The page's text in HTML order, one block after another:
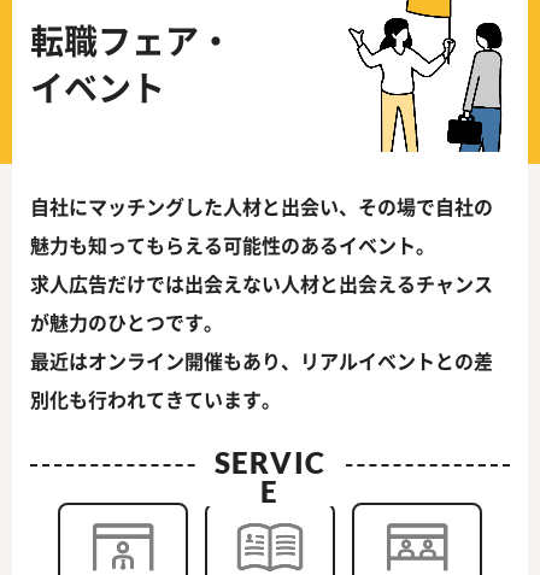
SERVIC
E
転職フェア・
イベント
自社にマッチングした人材と出会い、その場で自社の
魅力も知ってもらえる可能性のあるイベント。
求人広告だけでは出会えない人材と出会えるチャンス
が魅力のひとつです。
最近はオンライン開催もあり、リアルイベントとの差
別化も行われてきています。